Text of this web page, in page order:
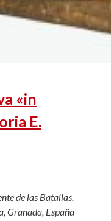
«in
E.
de las Batallas.
Granada, España